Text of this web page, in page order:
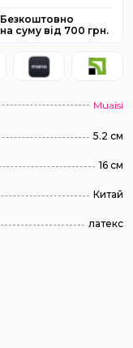
Безкоштовно
на суму від 700 грн.
Muaisi
5.2 см
16 см
Китай
латекс